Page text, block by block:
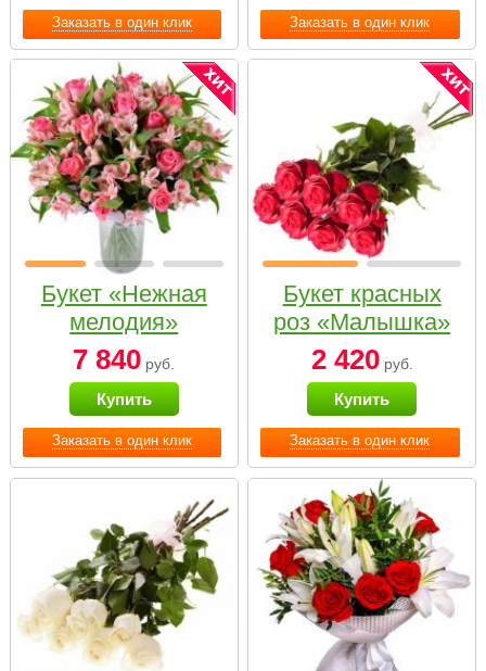
Заказать в один клик Заказать в один клик
Заказать в один клик
Букет «Нежная
мелодия»
7 840 руб.
Купить
Заказать в один клик
Букет красных
роз «Малышка»
2 420руб.
Купить